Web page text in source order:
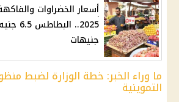
جنيهات
ما وراء الخبر: خطة الوزارة لضبط
التموينية